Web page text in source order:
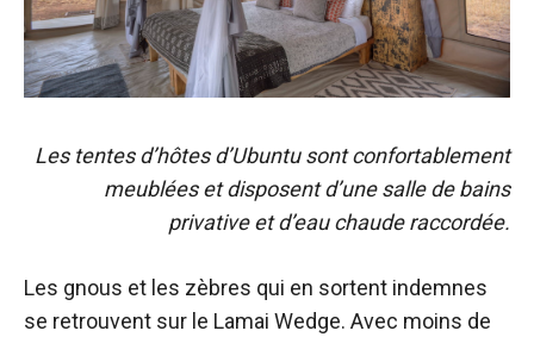
Les tentes d’hôtes d’Ubuntu sont confortablement
meublées et disposent d’une salle de bains
privative et d’eau chaude raccordée.
Les gnous et les zèbres qui en sortent indemnes
se retrouvent sur le Lamai Wedge. Avec moins de